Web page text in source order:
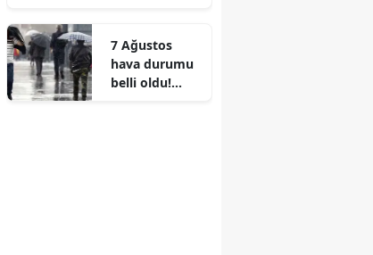
devam ediyor
7 Ağustos
hava durumu
belli oldu!